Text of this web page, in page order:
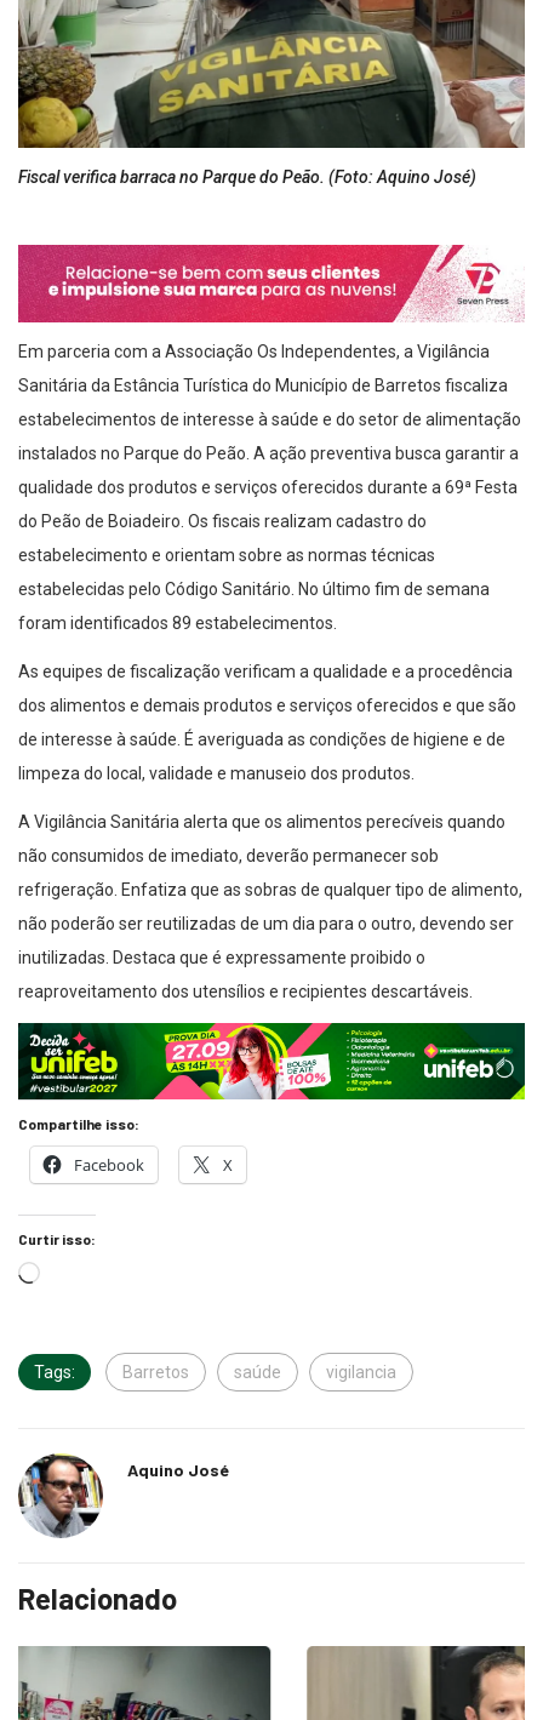
Fiscal verifica barraca no Parque do Peão. (Foto: Aquino José)
Em parceria com a Associação Os Independentes, a Vigilância
Sanitária da Estância Turística do Município de Barretos fiscaliza
estabelecimentos de interesse à saúde e do setor de alimentação
instalados no Parque do Peão. A ação preventiva busca garantir a
qualidade dos produtos e serviços oferecidos durante a 69ª Festa
do Peão de Boiadeiro. Os fiscais realizam cadastro do
estabelecimento e orientam sobre as normas técnicas
estabelecidas pelo Código Sanitário. No último fim de semana
foram identificados 89 estabelecimentos.
As equipes de fiscalização verificam a qualidade e a procedência
dos alimentos e demais produtos e serviços oferecidos e que são
de interesse à saúde. É averiguada as condições de higiene e de
limpeza do local, validade e manuseio dos produtos.
A Vigilância Sanitária alerta que os alimentos perecíveis quando
não consumidos de imediato, deverão permanecer sob
refrigeração. Enfatiza que as sobras de qualquer tipo de alimento,
não poderão ser reutilizadas de um dia para o outro, devendo ser
inutilizadas. Destaca que é expressamente proibido o
reaproveitamento dos utensílios e recipientes descartáveis.
Compartilhe isso:
Facebook X
Curtir isso:
Tags: Barretos saúde vigilancia
Aquino José
Relacionado